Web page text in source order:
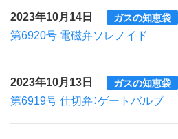
2023年10月14日 ガスの知恵袋
第6920号 電磁弁ソレノイド
2023年10月13日 ガスの知恵袋
第6919号 仕切弁：ゲートバルブ